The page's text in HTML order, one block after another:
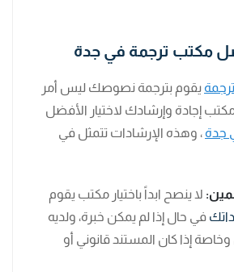
مكتب ترجمة في جدة
يقوم بترجمة نصوصك ليس أمر
إجادة وإرشادك لاختيار الأفضل
جدة ، وهذه الإرشادات تتمثل في
لا ينصح ابداً باختيار مكتب يقوم
في حال إذا لم يمكن خبرة، ولديه
إذا كان المستند قانوني أو